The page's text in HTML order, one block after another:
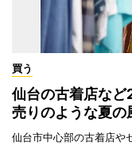
買う
仙台の古着店な
売りのような夏の
仙台市中心部の古着店や